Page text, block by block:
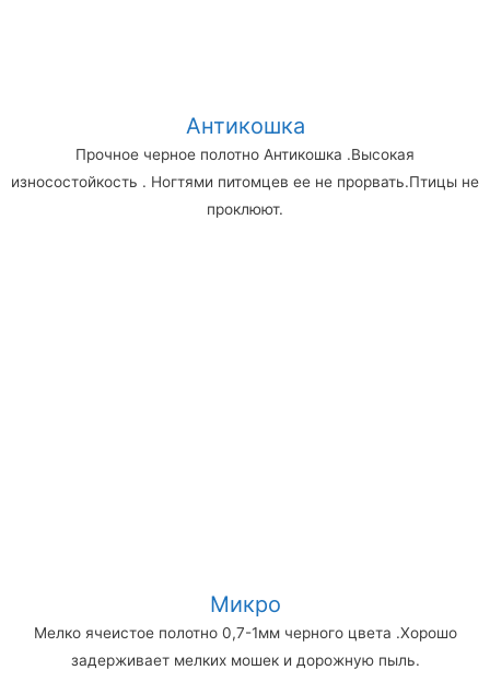
Антикошка
Прочное черное полотно Антикошка .Высокая
износостойкость . Ногтями питомцев ее не прорвать.Птицы не
проклюют.
Микро
Мелко ячеистое полотно 0,7-1мм черного цвета .Хорошо
задерживает мелких мошек и дорожную пыль.